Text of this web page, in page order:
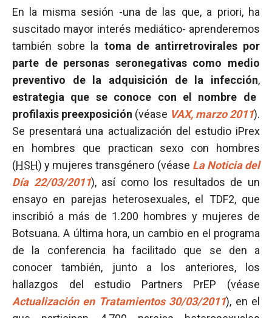
En la misma sesión -una de las que, a priori, ha
suscitado mayor interés mediático- aprenderemos
también sobre la toma de antirretrovirales por
parte de personas seronegativas como medio
preventivo de la adquisición de la infección,
estrategia que se conoce con el nombre de
profilaxis preexposición (véase VAX, marzo 2011).
Se presentará una actualización del estudio iPrex
en hombres que practican sexo con hombres
(HSH) y mujeres transgénero (véase La Noticia del
Día 22/03/2011), así como los resultados de un
ensayo en parejas heterosexuales, el TDF2, que
inscribió a más de 1.200 hombres y mujeres de
Botsuana. A última hora, un cambio en el programa
de la conferencia ha facilitado que se den a
conocer también, junto a los anteriores, los
hallazgos del estudio Partners PrEP (véase
Actualización en Tratamientos 30/03/2011), en el